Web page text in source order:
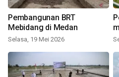
Pembangunan BRT
Mebidang di Medan
Selasa, 19 Mei 2026